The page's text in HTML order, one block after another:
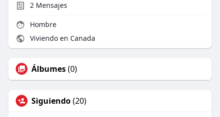
2Mensajes
Hombre
Viviendo en Canada
Álbumes(0)
Siguiendo(20)